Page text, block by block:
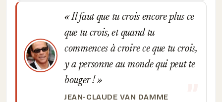
Il faut que tu crois encore plus ce
que tu crois, et quand tu
commences à croire ce que tu crois,
y a personne au monde qui peut te
bouger !
JEAN-CLAUDE VAN DAMME